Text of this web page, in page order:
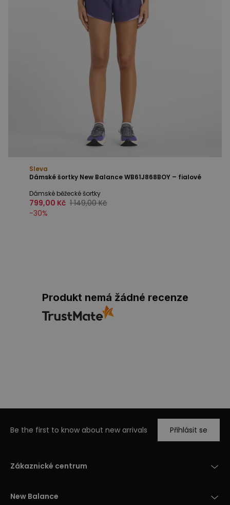
Sleva
Dámské šortky New Balance WB61J868BOY – fialové
Dámské běžecké šortky
799,00 Kč 1 149,00 Kč
-30%
Produkt nemá žádné recenze
Be the first to know about new arrivals Přihlásit se
Zákaznické centrum
New Balance